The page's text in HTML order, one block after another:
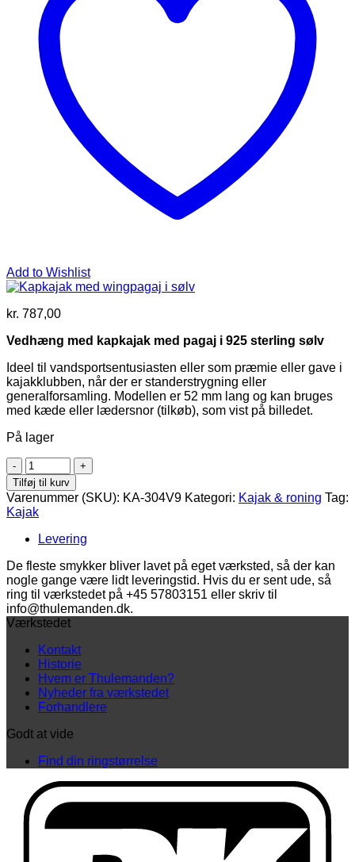
Add to Wishlist
kr. 787,00
Vedhæng med kapkajak med pagaj i 925 sterling sølv
Ideel til vandsportsentusiasten eller som præmie eller gave i
kajakklubben, når der er standerstrygning eller
generalforsamling. Modellen er 52 mm lang og kan bruges
med kæde eller lædersnor (tilkøb), som vist på billedet.
På lager
Kapkajak
med
wingpagaj
i
sølv
antal
Tilføj til kurv
Varenummer (SKU): KA-304V9 Kategori: Kajak & roning Tag:
Kajak
Levering
De fleste smykker bliver lavet på eget værksted, så der kan
nogle gange være lidt leveringstid. Hvis du er sent ude, så
ring til værkstedet på +45 57803151 eller skriv til
info@thulemanden.dk.
Værkstedet
Kontakt
Historie
Hvem er Thulemanden?
Nyheder fra værkstedet
Forhandlere
Godt at vide
Find din ringstørrelse